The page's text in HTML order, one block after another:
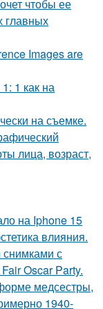
чтобы ее
главных
Images are
1 как на
на съемке.
лица, возраст,
на Iphone 15
влияния.
снимками с
Oscar Party.
медсестры,
1940-